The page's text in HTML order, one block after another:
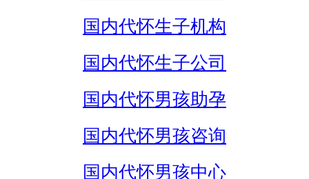
国内代怀生子机构
国内代怀生子公司
国内代怀男孩助孕
国内代怀男孩咨询
国内代怀男孩中心